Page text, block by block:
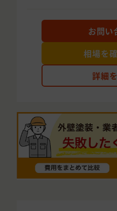
詳細
お問い
相場を